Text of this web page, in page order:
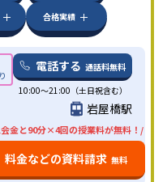
合格実績
電話する 通話料無料
10:00〜21:00（土日祝含む）
岩屋橋駅
金と90分×4回の授業料が無料！/
料金などの資料請求 無料